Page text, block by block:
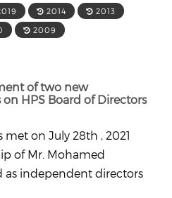
2014 2013
2009
of two new
HPS Board of Directors
met on July 28th , 2021
of Mr. Mohamed
as independent directors